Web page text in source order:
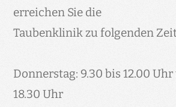
Medien
erreichen Sie die
Taubenklinik zu folgenden
Donnerstag: 9.30 bis 12.00 Uhr
18.30 Uhr